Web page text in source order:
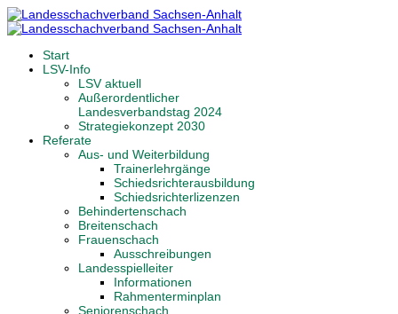
Start
LSV-Info
LSV aktuell
Außerordentlicher
Landesverbandstag 2024
Strategiekonzept 2030
Referate
Aus- und Weiterbildung
Trainerlehrgänge
Schiedsrichterausbildung
Schiedsrichterlizenzen
Behindertenschach
Breitenschach
Frauenschach
Ausschreibungen
Landesspielleiter
Informationen
Rahmenterminplan
Seniorenschach